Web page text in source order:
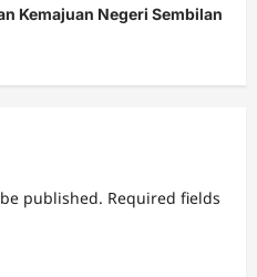
Kemajuan Negeri Sembilan
published. Required fields